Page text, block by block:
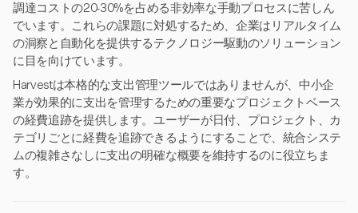
調達コストの20-30%を占める非効率な手動プロセスに苦しん
でいます。これらの課題に対処するため、企業はリアルタイム
の洞察と自動化を提供するテクノロジー駆動のソリューション
に目を向けています。
Harvestは本格的な支出管理ツールではありませんが、中小企
業が効果的に支出を管理するための重要なプロジェクトベース
の経費追跡を提供します。ユーザーが日付、プロジェクト、カ
テゴリごとに経費を追跡できるようにすることで、統合システ
ムの複雑さなしに支出の明確な概要を維持するのに役立ちま
す。